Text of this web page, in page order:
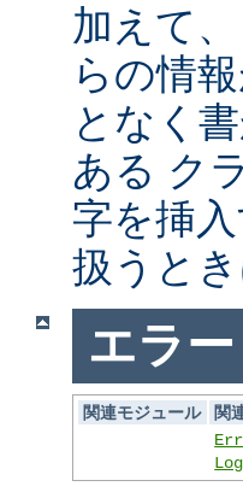
加えて
らの情
となく
ある ク
字を挿
扱うと
エラ
関連モジュール
関